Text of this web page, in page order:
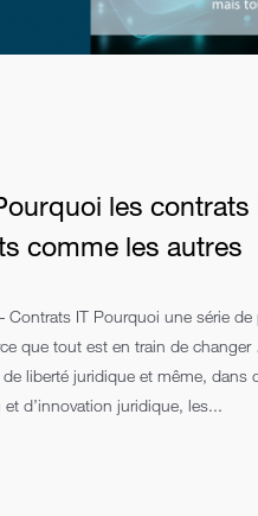
les contrats
comme les autres
Contrats IT Pourquoi une série
que tout est en train de
liberté juridique et même, dans
d’innovation juridique, les...